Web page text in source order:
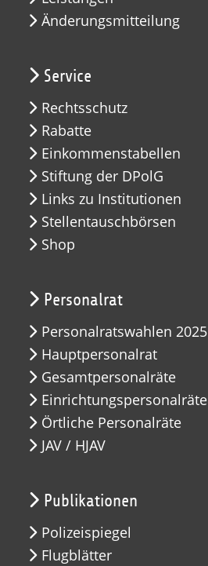
Änderungsmitteilung
Service
Rechtsschutz
Rabatte
Einkommenstabellen
Stiftung der DPolG
Links zu Institutionen
Stellentauschbörsen
Shop
Personalrat
Personalratswahlen 2025
Hauptpersonalrat
Gesamtpersonalräte
Einrichtungspersonalräte
Örtliche Personalräte
JAV / HJAV
Publikationen
Polizeispiegel
Flugblätter